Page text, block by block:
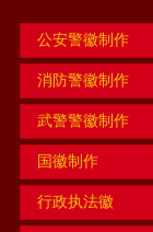
公安警徽制作
消防警徽制作
武警警徽制作
国徽制作
行政执法徽